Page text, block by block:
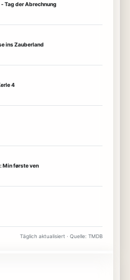
Tag der Abrechnung
ins Zauberland
4
Min første ven
Täglich aktualisiert · Quelle: TMDB